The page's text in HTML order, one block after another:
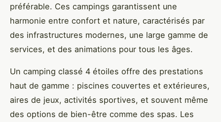
préférable. Ces campings garantissent une
harmonie entre confort et nature, caractérisés par
des infrastructures modernes, une large gamme de
services, et des animations pour tous les âges.
Un camping classé 4 étoiles offre des prestations
haut de gamme : piscines couvertes et extérieures,
aires de jeux, activités sportives, et souvent même
des options de bien-être comme des spas. Les